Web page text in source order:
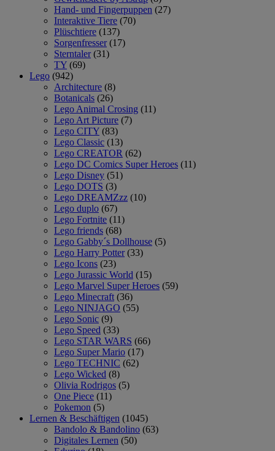
Hand- und Fingerpuppen (27)
Interaktive Tiere (70)
Plüschtiere (137)
Sorgenfresser (17)
Sterntaler (31)
TY (69)
Lego (942)
Architecture (8)
Botanicals (26)
Lego Animal Crosing (11)
Lego Art Picture (7)
Lego CITY (83)
Lego Classic (13)
Lego CREATOR (62)
Lego DC Comics Super Heroes (11)
Lego Disney (51)
Lego DOTS (3)
Lego DREAMZzz (10)
Lego duplo (67)
Lego Fortnite (11)
Lego friends (68)
Lego Gabby´s Dollhouse (5)
Lego Harry Potter (33)
Lego Icons (23)
Lego Jurassic World (15)
Lego Marvel Super Heroes (59)
Lego Minecraft (36)
Lego NINJAGO (55)
Lego Sonic (9)
Lego Speed (33)
Lego STAR WARS (66)
Lego Super Mario (17)
Lego TECHNIC (62)
Lego Wicked (8)
Olivia Rodrigos (5)
One Piece (11)
Pokemon (5)
Lernen & Beschäftigen (1045)
Bandolo & Bandolino (63)
Digitales Lernen (50)